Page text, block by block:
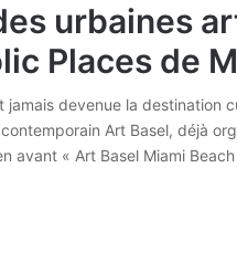
urbaines
Places de
jamais devenue la destination
Art Basel, déjà
avant « Art Basel Miami